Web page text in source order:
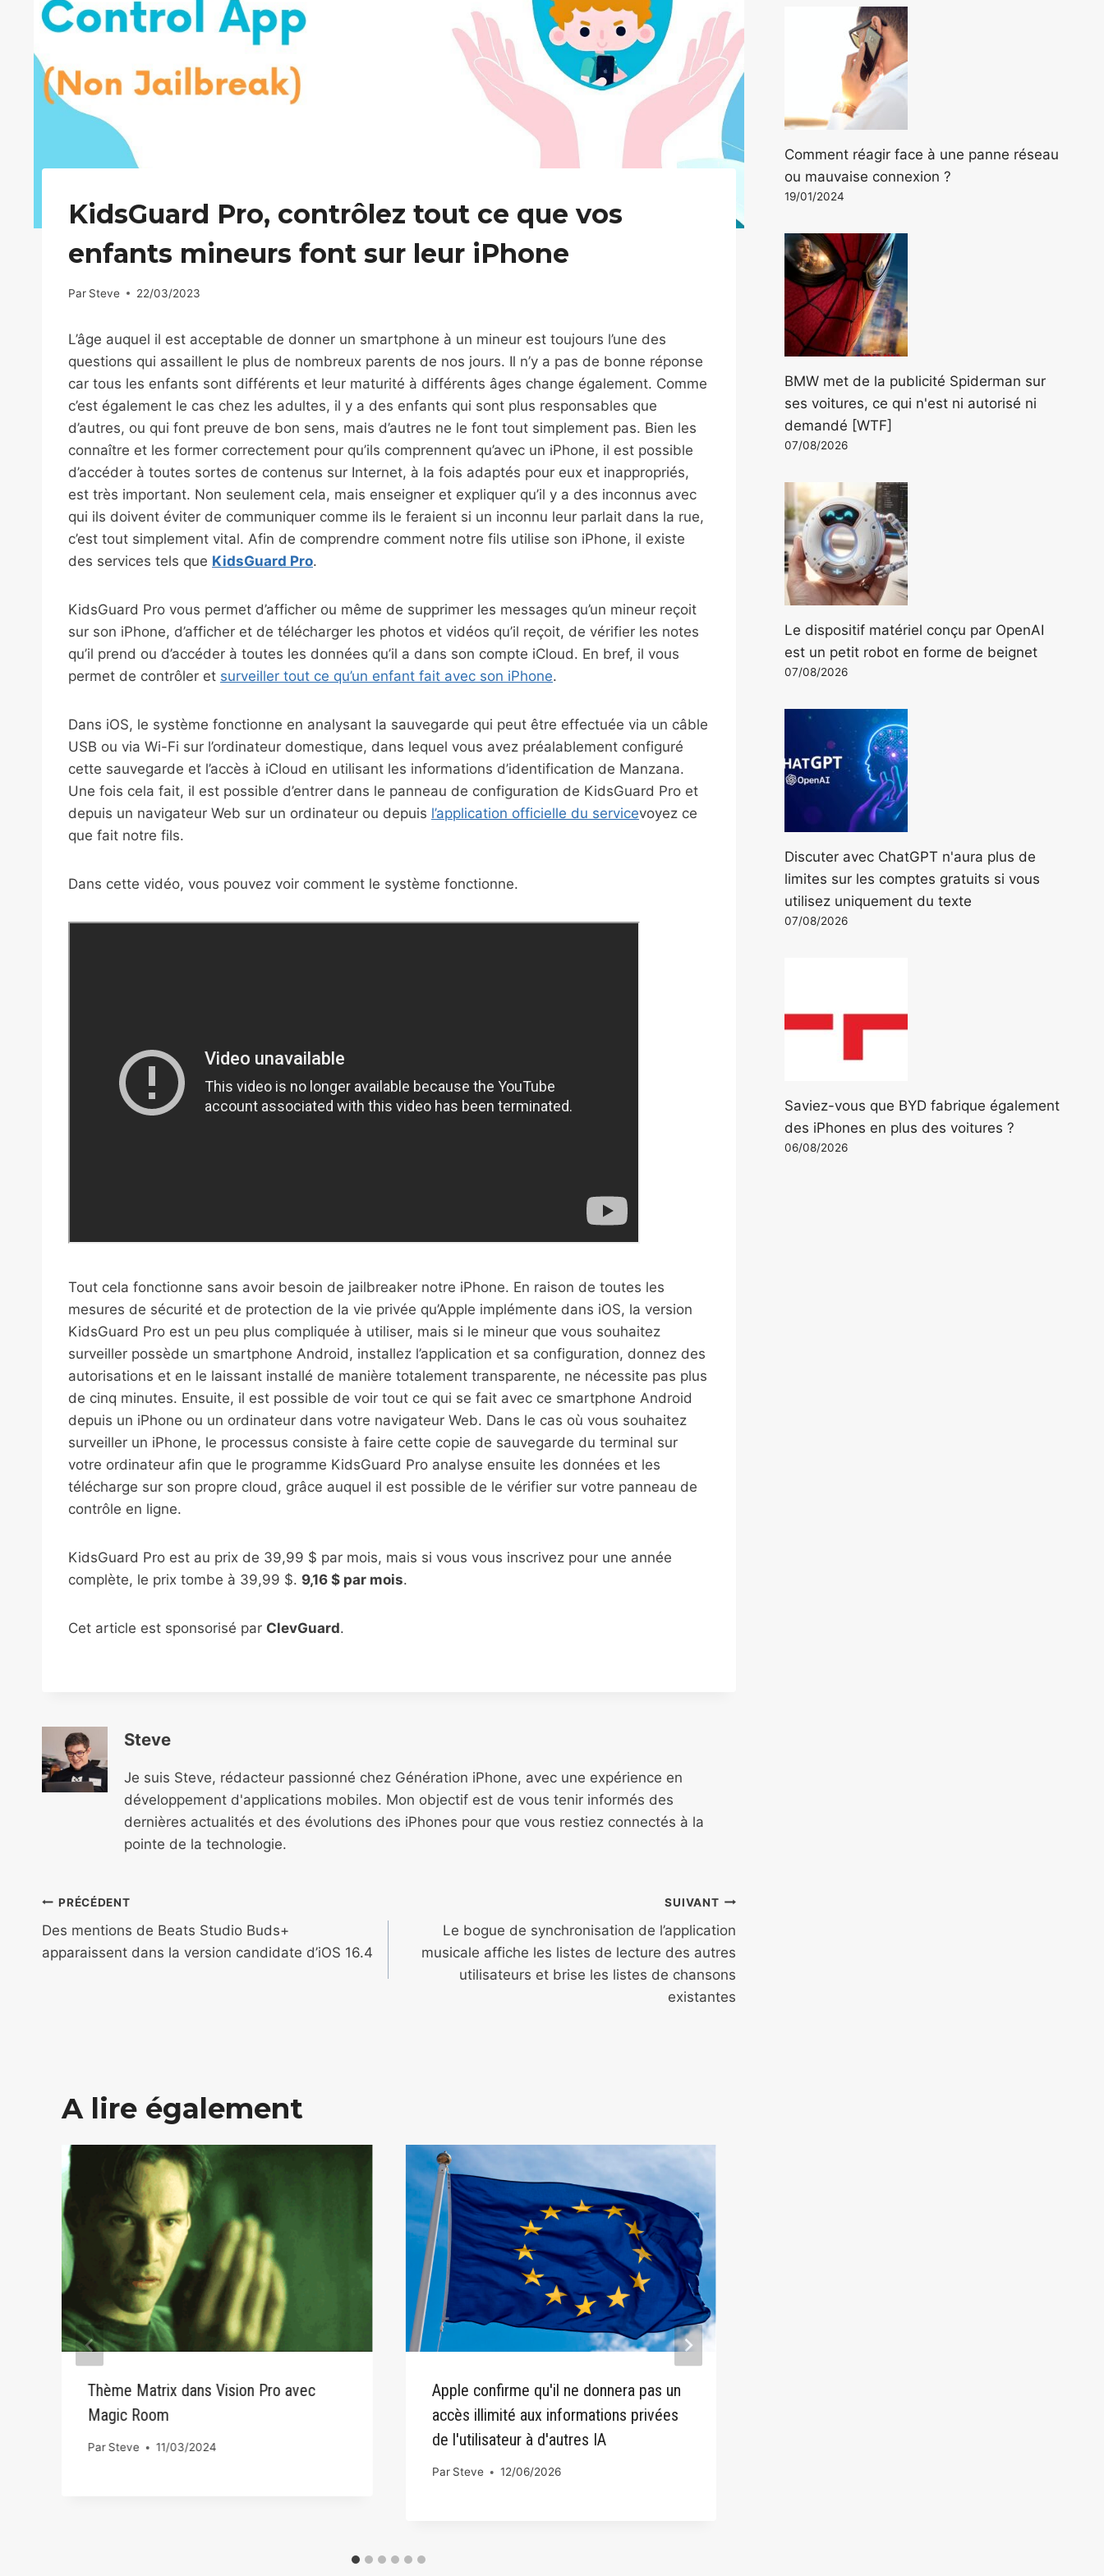
KidsGuard Pro, contrôlez tout ce que vos
enfants mineurs font sur leur iPhone
Par Steve 22/03/2023
L’âge auquel il est acceptable de donner un smartphone à un mineur est toujours l’une des
questions qui assaillent le plus de nombreux parents de nos jours. Il n’y a pas de bonne réponse
car tous les enfants sont différents et leur maturité à différents âges change également. Comme
c’est également le cas chez les adultes, il y a des enfants qui sont plus responsables que
d’autres, ou qui font preuve de bon sens, mais d’autres ne le font tout simplement pas. Bien les
connaître et les former correctement pour qu’ils comprennent qu’avec un iPhone, il est possible
d’accéder à toutes sortes de contenus sur Internet, à la fois adaptés pour eux et inappropriés,
est très important. Non seulement cela, mais enseigner et expliquer qu’il y a des inconnus avec
qui ils doivent éviter de communiquer comme ils le feraient si un inconnu leur parlait dans la rue,
c’est tout simplement vital. Afin de comprendre comment notre fils utilise son iPhone, il existe
des services tels que KidsGuard Pro.
KidsGuard Pro vous permet d’afficher ou même de supprimer les messages qu’un mineur reçoit
sur son iPhone, d’afficher et de télécharger les photos et vidéos qu’il reçoit, de vérifier les notes
qu’il prend ou d’accéder à toutes les données qu’il a dans son compte iCloud. En bref, il vous
permet de contrôler et surveiller tout ce qu’un enfant fait avec son iPhone.
Dans iOS, le système fonctionne en analysant la sauvegarde qui peut être effectuée via un câble
USB ou via Wi-Fi sur l’ordinateur domestique, dans lequel vous avez préalablement configuré
cette sauvegarde et l’accès à iCloud en utilisant les informations d’identification de Manzana.
Une fois cela fait, il est possible d’entrer dans le panneau de configuration de KidsGuard Pro et
depuis un navigateur Web sur un ordinateur ou depuis l’application officielle du servicevoyez ce
que fait notre fils.
Dans cette vidéo, vous pouvez voir comment le système fonctionne.
Tout cela fonctionne sans avoir besoin de jailbreaker notre iPhone. En raison de toutes les
mesures de sécurité et de protection de la vie privée qu’Apple implémente dans iOS, la version
KidsGuard Pro est un peu plus compliquée à utiliser, mais si le mineur que vous souhaitez
surveiller possède un smartphone Android, installez l’application et sa configuration, donnez des
autorisations et en le laissant installé de manière totalement transparente, ne nécessite pas plus
de cinq minutes. Ensuite, il est possible de voir tout ce qui se fait avec ce smartphone Android
depuis un iPhone ou un ordinateur dans votre navigateur Web. Dans le cas où vous souhaitez
surveiller un iPhone, le processus consiste à faire cette copie de sauvegarde du terminal sur
votre ordinateur afin que le programme KidsGuard Pro analyse ensuite les données et les
télécharge sur son propre cloud, grâce auquel il est possible de le vérifier sur votre panneau de
contrôle en ligne.
KidsGuard Pro est au prix de 39,99 $ par mois, mais si vous vous inscrivez pour une année
complète, le prix tombe à 39,99 $. 9,16 $ par mois.
Cet article est sponsorisé par ClevGuard.
Steve
Je suis Steve, rédacteur passionné chez Génération iPhone, avec une expérience en
développement d'applications mobiles. Mon objectif est de vous tenir informés des
dernières actualités et des évolutions des iPhones pour que vous restiez connectés à la
pointe de la technologie.
Navigation
de
l’article
PRÉCÉDENT
Des mentions de Beats Studio Buds+
apparaissent dans la version candidate d’iOS 16.4
SUIVANT
Le bogue de synchronisation de l’application
musicale affiche les listes de lecture des autres
utilisateurs et brise les listes de chansons
existantes
A lire également
Thème Matrix dans Vision Pro avec
Magic Room
ParSteve 11/03/2024
Apple confirme qu'il ne donnera pas un
accès illimité aux informations privées
de l'utilisateur à d'autres IA
Par Steve 12/06/2026
Comment réagir face à une panne réseau
ou mauvaise connexion ?
19/01/2024
BMW met de la publicité Spiderman sur
ses voitures, ce qui n'est ni autorisé ni
demandé [WTF]
07/08/2026
Le dispositif matériel conçu par OpenAI
est un petit robot en forme de beignet
07/08/2026
Discuter avec ChatGPT n'aura plus de
limites sur les comptes gratuits si vous
utilisez uniquement du texte
07/08/2026
Saviez-vous que BYD fabrique également
des iPhones en plus des voitures ?
06/08/2026